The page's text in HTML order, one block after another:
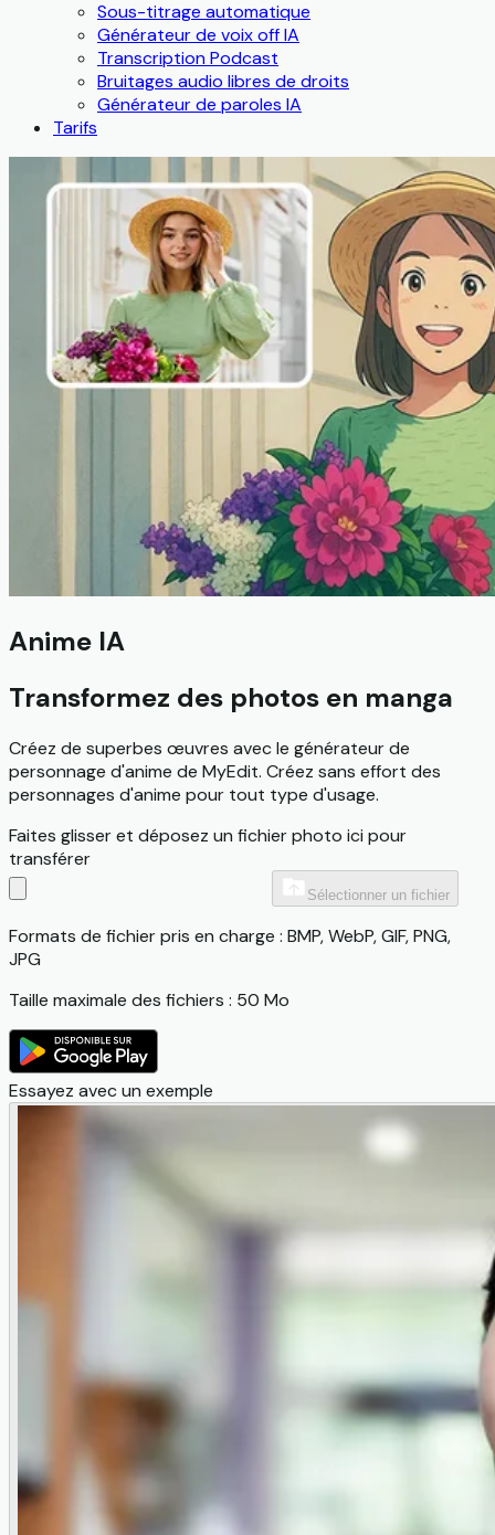
Sous-titrage automatique
Générateur de voix off IA
Transcription Podcast
Bruitages audio libres de droits
Générateur de paroles IA
Tarifs
Anime IA
Transformez des photos en manga
Créez de superbes œuvres avec le générateur de
personnage d'anime de MyEdit. Créez sans effort des
personnages d'anime pour tout type d'usage.
Faites glisser et déposez un fichier photo ici pour
transférer
Sélectionner un fichier
Formats de fichier pris en charge : BMP, WebP, GIF, PNG,
JPG
Taille maximale des fichiers : 50 Mo
Essayez avec un exemple